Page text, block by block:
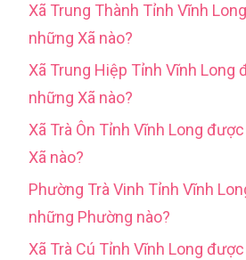
Xã Trung Thành Tỉnh Vĩnh
những Xã nào?
Xã Trung Hiệp Tỉnh Vĩnh Long
những Xã nào?
Xã Trà Ôn Tỉnh Vĩnh Long
Xã nào?
Phường Trà Vinh Tỉnh Vĩnh
những Phường nào?
Xã Trà Cú Tỉnh Vĩnh Long